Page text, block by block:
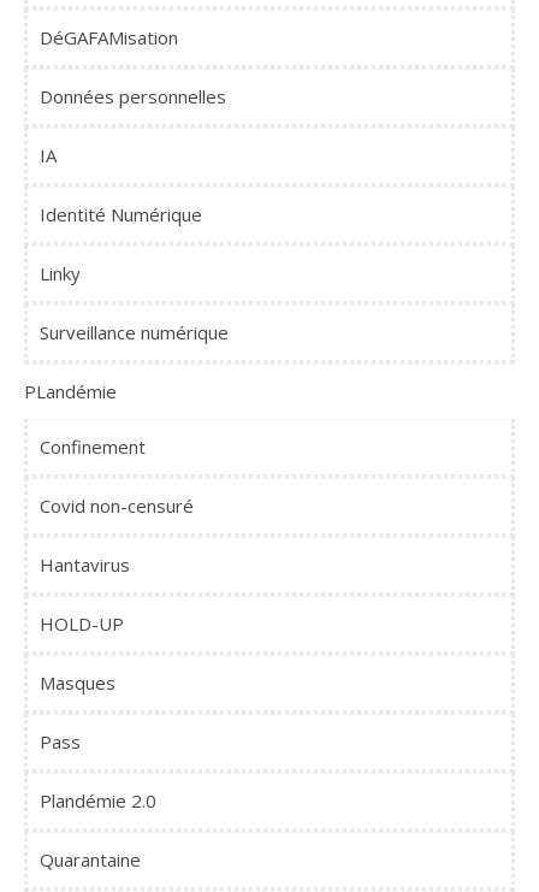
DéGAFAMisation
Données personnelles
IA
Identité Numérique
Linky
Surveillance numérique
PLandémie
Confinement
Covid non-censuré
Hantavirus
HOLD-UP
Masques
Pass
Plandémie 2.0
Quarantaine